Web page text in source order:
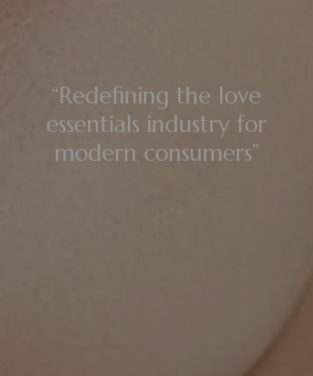
“Redefining the love
essentials industry for
modern consumers”